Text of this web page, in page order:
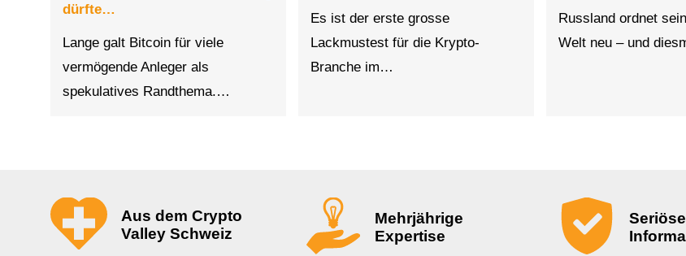
dürfte…
Lange galt Bitcoin für viele
vermögende Anleger als
spekulatives Randthema.…
Es ist der erste grosse
Lackmustest für die Krypto-
Branche im…
Russland ordnet
Welt neu – und
Aus dem Crypto
Valley Schweiz
Mehrjährige
Expertise
Seriöse